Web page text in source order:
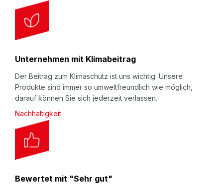
Unternehmen mit Klimabeitrag
Der Beitrag zum Klimaschutz ist uns wichtig. Unsere
Produkte sind immer so umweltfreundlich wie möglich,
darauf können Sie sich jederzeit verlassen.
Nachhaltigkeit
Bewertet mit "Sehr gut"